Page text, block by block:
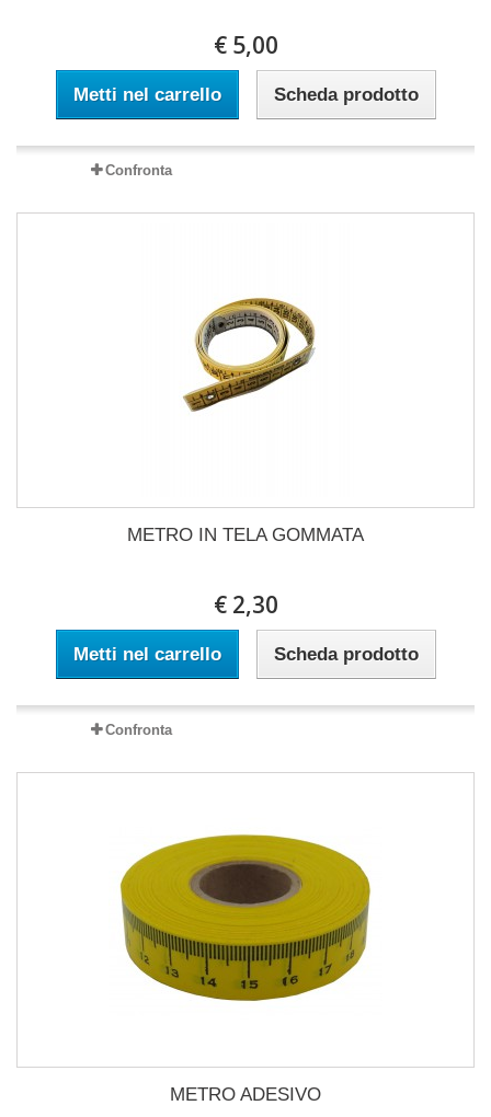
€ 5,00
Metti nel carrello Scheda prodotto
Confronta
METRO IN TELA GOMMATA
€ 2,30
Metti nel carrello Scheda prodotto
Confronta
METRO ADESIVO